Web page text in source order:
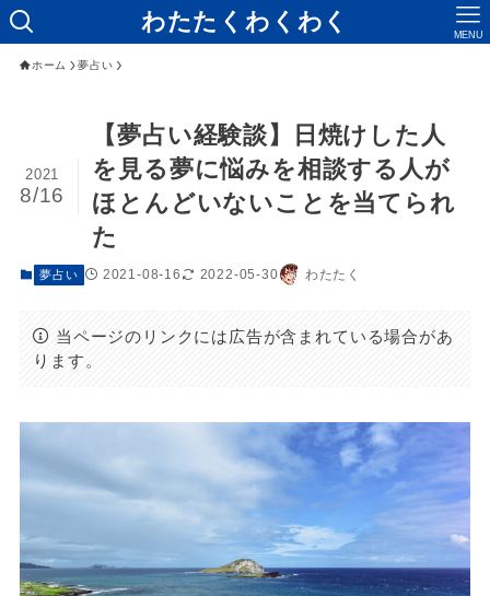
わたたくわくわく MENU
ホーム 夢占い
【夢占い経験談】日焼けした人
を見る夢に悩みを相談する人が
ほとんどいないことを当てられ
た
2021
8/16
夢占い 2021-08-16 2022-05-30 わたたく
当ページのリンクには広告が含まれている場合があ
ります。